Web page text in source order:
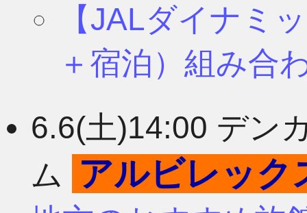
【JALダイナミ
＋宿泊）組み合
6.6(土)14:00 デン
ム
アルビレック